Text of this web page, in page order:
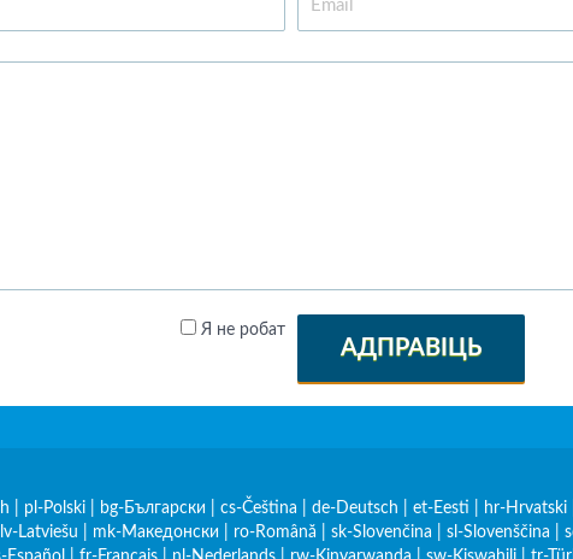
Я не робат
АДПРАВІЦЬ
pl-Polski bg-Български cs-Čeština de-Deutsch et-Eesti hr-Hrvatski
lv-Latviešu mk-Македонски ro-Română sk-Slovenčina sl-Slovenščina